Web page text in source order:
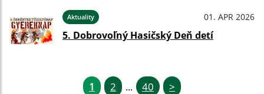
Aktuality 01. APR 2026
5. Dobrovoľný Hasičský Deň detí
1 2 ... 40 >